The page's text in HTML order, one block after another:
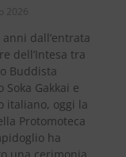
2026
anni dall’entrata
dell’Intesa tra
Buddista
Soka Gakkai e
italiano, oggi la
Protomoteca
ha
una cerimonia